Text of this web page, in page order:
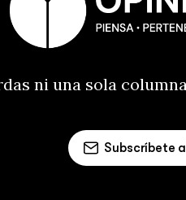
ni una sola
Subscríbete